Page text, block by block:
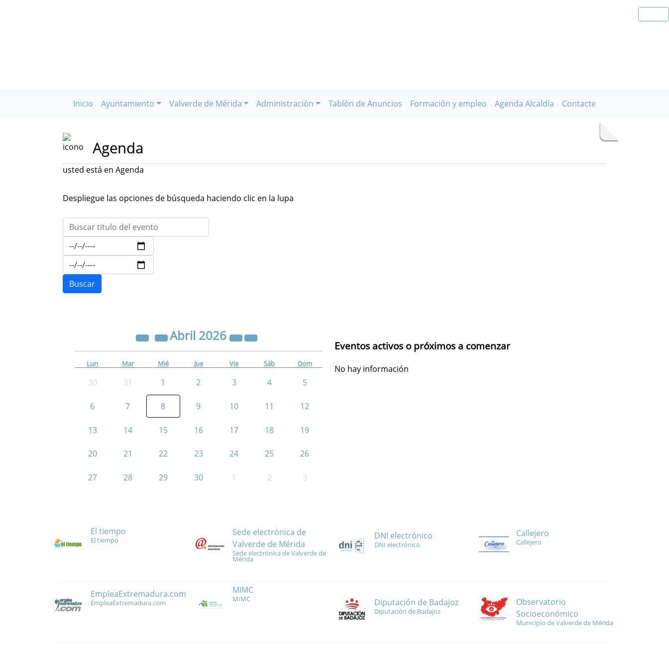
Inicio Ayuntamiento Valverde de Mérida Administración Tablón de Anuncios Formación y empleo Agenda Alcaldía Contacte
Agenda
usted está en Agenda
Despliegue las opciones de búsqueda haciendo clic en la lupa
Abril 2026
Lun Mar Mié Jue Vie Sáb Dom
30 31 1 2 3 4 5
6 7 8 9 10 11 12
13 14 15 16 17 18 19
20 21 22 23 24 25 26
27 28 29 30 1 2 3
Eventos activos o próximos a comenzar
No hay información
El tiempo
El tiempo
Sede electrónica de
Valverde de Mérida
Sede electrónica de Valverde de
Mérida
DNI electrónico
DNI electrónico
Callejero
Callejero
EmpleaExtremadura.com
EmpleaExtremadura.com
MIMC
MIMC Diputación de Badajoz
Diputación de Badajoz
Observatorio
Socioeconómico
Municipio de Valverde de Mérida